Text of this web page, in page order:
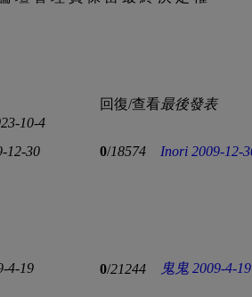
回復/查看最後發表
10-4
12-30 0/18574 Inori 2009-12-
4-19 0/21244 鬼鬼 2009-4-